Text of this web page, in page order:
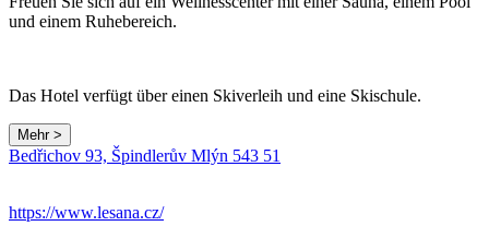
und einem Ruhebereich.
Das Hotel verfügt über einen Skiverleih und eine Skischule.
Mehr >
Bedřichov 93, Špindlerův Mlýn 543 51
https://www.lesana.cz/